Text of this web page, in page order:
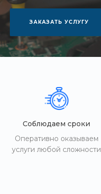
ЗАКАЗАТЬ УСЛУГУ
Соблюдаем сроки
Оперативно оказываем
услуги любой сложности